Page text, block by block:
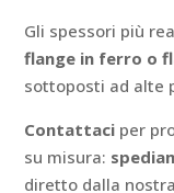
Gli spessori più
flange in ferro o
sottoposti ad alte
Contattaci per
su misura:
diretto dalla